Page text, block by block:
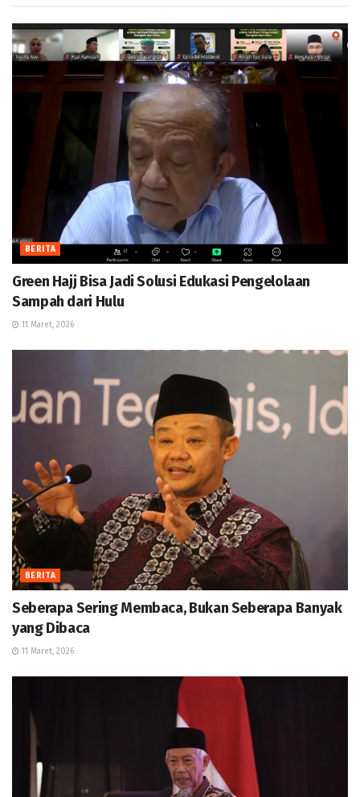
BERITA
Green Hajj Bisa Jadi Solusi Edukasi Pengelolaan
Sampah dari Hulu
11 Maret, 2026
BERITA
Seberapa Sering Membaca, Bukan Seberapa Banyak
yang Dibaca
11 Maret, 2026